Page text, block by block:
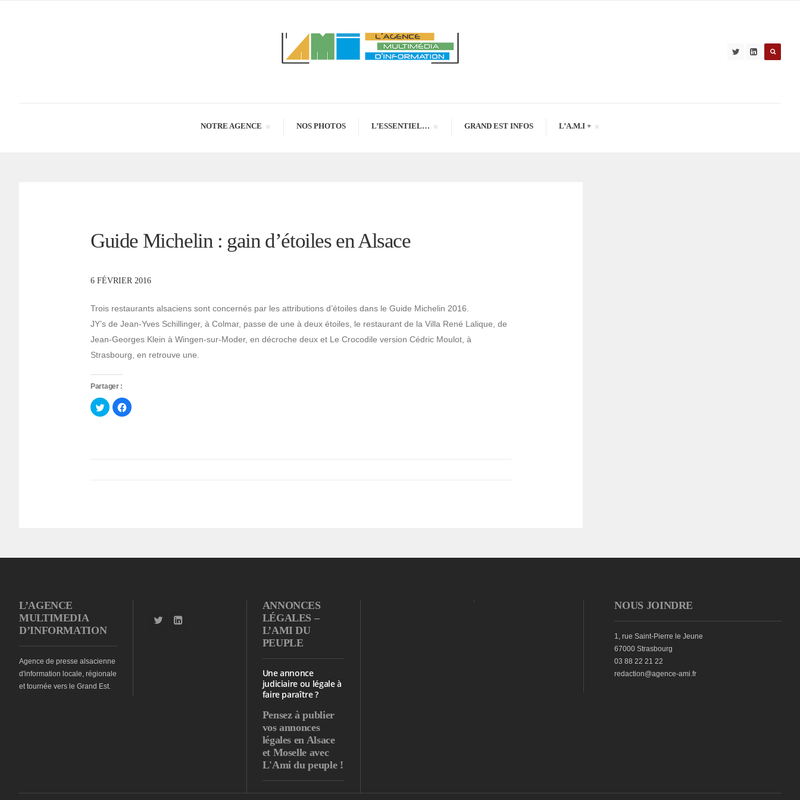
NOTRE AGENCE NOS PHOTOS L’ESSENTIEL… GRAND EST INFOS L’A.M.I +
Guide Michelin : gain d’étoiles en Alsace
6 FÉVRIER 2016
Trois restaurants alsaciens sont concernés par les attributions d’étoiles dans le Guide Michelin 2016.
JY’s de Jean-Yves Schillinger, à Colmar, passe de une à deux étoiles, le restaurant de la Villa René Lalique, de
Jean-Georges Klein à Wingen-sur-Moder, en décroche deux et Le Crocodile version Cédric Moulot, à
Strasbourg, en retrouve une.
Partager :
Cliquez
pour
partager
Cliquez
pour
L’AGENCE
MULTIMEDIA
D’INFORMATION
Agence de presse alsacienne
d'information locale, régionale
et tournée vers le Grand Est.
ANNONCES
LÉGALES –
L’AMI DU
PEUPLE
Une annonce
judiciaire ou légale à
faire paraître ?
Pensez à publier
vos annonces
légales en Alsace
et Moselle avec
L'Ami du peuple !
NOUS JOINDRE
1, rue Saint-Pierre le Jeune
67000 Strasbourg
03 88 22 21 22
redaction@agence-ami.fr